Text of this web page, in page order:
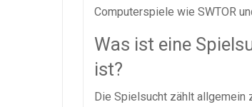
Computerspiele wie SWTOR
Was ist eine
ist?
Die Spielsucht zählt allgemein